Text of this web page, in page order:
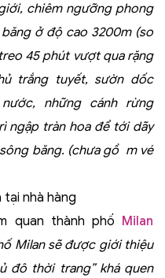
chiêm ngưỡng phong
ở độ cao 3200m (so
45 phút vượt qua rặng
trắng tuyết, sườn dốc
những cánh rừng
ngập tràn hoa để tới dãy
băng. (chưa gồ m vé
tại nhà hàng
quan thành phố Milan
Milan sẽ được giới thiệu
đô thời trang” khá quen